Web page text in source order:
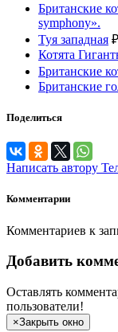
Британские
symphony».
Туя западная ₽
Котята
Британские
Британские
Поделиться
Написать автору
Комментарии
Комментариев к
Добавить
Оставлять
пользователи!
×Закрыть окно